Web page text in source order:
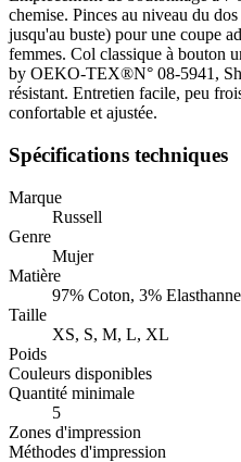
chemise. Pinces au niveau du
jusqu'au buste) pour une coupe
femmes. Col classique à
by OEKO-TEX®N° 08-5941,
résistant. Entretien facile, peu
confortable et ajustée.
Spécifications techniques
Marque
Russell
Genre
Mujer
Matière
97% Coton, 3% Elasthanne
Taille
XS, S, M, L, XL
Poids
Couleurs disponibles
Quantité minimale
5
Zones d'impression
Méthodes d'impression